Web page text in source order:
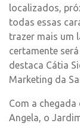
localizados,
todas essas
trazer mais um
certamente
destaca Cátia
Marketing da
Com a
Angela, o